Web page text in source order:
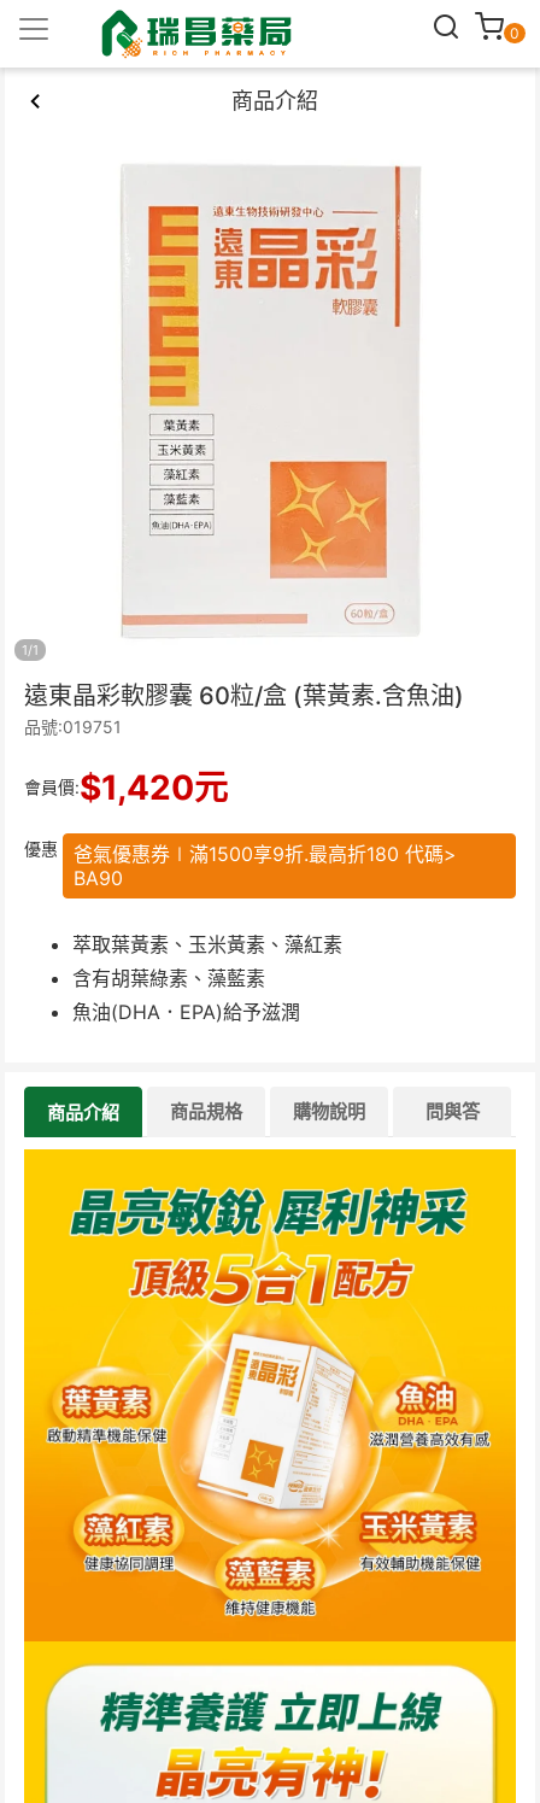
0
商品介紹
1/1
遠東晶彩軟膠囊 60粒/盒 (葉黃素.含魚油)
品號:019751
會員價:$1,420元
優惠
爸氣優惠券∣滿1500享9折.最高折180 代碼>
BA90
萃取葉黃素、玉米黃素、藻紅素
含有胡葉綠素、藻藍素
魚油(DHA．EPA)給予滋潤
商品介紹 商品規格 購物說明 問與答